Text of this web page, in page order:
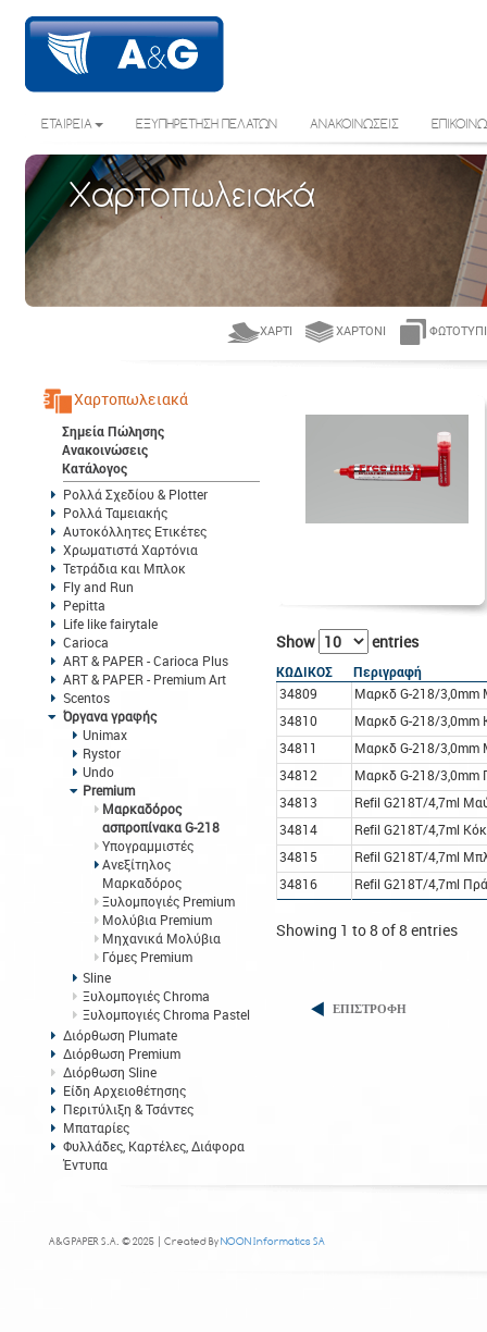
ΕΤΑΙΡΕΙΑ ΕΞΥΠΗΡΕΤΗΣΗ ΠΕΛΑΤΩΝ ΑΝΑΚΟΙΝΩΣΕΙΣ
Χαρτοπωλειακά
ΧΑΡΤΊ ΧΑΡΤΌΝΙ
Χαρτοπωλειακά
Σημεία Πώλησης
Ανακοινώσεις
Κατάλογος
Ρολλά Σχεδίου & Plotter
Ρολλά Ταμειακής
Αυτοκόλλητες Ετικέτες
Χρωματιστά Χαρτόνια
Τετράδια και Μπλοκ
Fly and Run
Pepitta
Life like fairytale
Carioca
ART & PAPER - Carioca Plus
ART & PAPER - Premium Art
Scentos
Όργανα γραφής
Unimax
Rystor
Undo
Premium
Μαρκαδόρος
ασπροπίνακα G-218
Υπογραμμιστές
Ανεξίτηλος
Μαρκαδόρος
Ξυλομπογιές Premium
Μολύβια Premium
Μηχανικά Μολύβια
Γόμες Premium
Sline
Ξυλομπογιές Chroma
Ξυλομπογιές Chroma Pastel
Διόρθωση Plumate
Διόρθωση Premium
Διόρθωση Sline
Είδη Αρχειοθέτησης
Περιτύλιξη & Τσάντες
Μπαταρίες
Φυλλάδες, Καρτέλες, Διάφορα
Έντυπα
Show entries
ΚΩΔΙΚΟΣ
Περιγραφή
34809
Μαρκδ G-218/3,0mm
34810
Μαρκδ G-218/3,0mm
34811
Μαρκδ G-218/3,0mm
34812
Μαρκδ G-218/3,0mm
34813
Refil G218T/4,7ml
34814
Refil G218T/4,7ml
34815
Refil G218T/4,7ml
34816
Refil G218T/4,7ml
Showing 1 to 8 of 8 entries
ΕΠΙΣΤΡΟΦΗ
A&G PAPER S.A. © 2025 | Created ByNOON Informatics SA